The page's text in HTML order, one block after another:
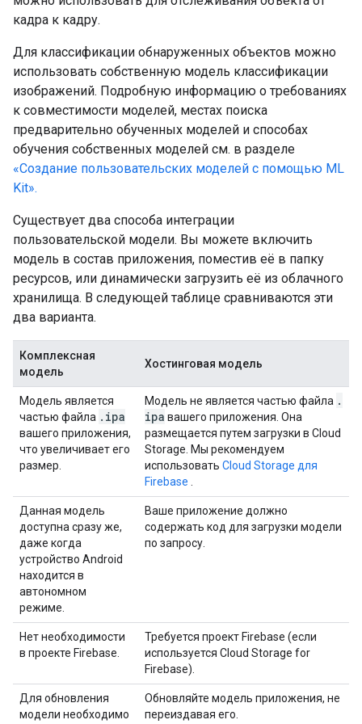
кадра к кадру.
Для классификации обнаруженных объектов можно
использовать собственную модель классификации
изображений. Подробную информацию о требованиях
к совместимости моделей, местах поиска
предварительно обученных моделей и способах
обучения собственных моделей см. в разделе
«Создание пользовательских моделей с помощью ML
Kit».
Существует два способа интеграции
пользовательской модели. Вы можете включить
модель в состав приложения, поместив её в папку
ресурсов, или динамически загрузить её из облачного
хранилища. В следующей таблице сравниваются эти
два варианта.
Комплексная
модель
Хостинговая модель
Модель является
частью файла . ipa
вашего приложения,
что увеличивает его
размер.
Модель не является частью файла .
ipa вашего приложения. Она
размещается путем загрузки в Cloud
Storage. Мы рекомендуем
использовать Cloud Storage для
Firebase
Данная модель
доступна сразу же,
даже когда
устройство Android
находится в
автономном
режиме.
Ваше приложение должно
содержать код для загрузки модели
по запросу.
Нет необходимости
в проекте Firebase.
Требуется проект Firebase (если
используется Cloud Storage for
Firebase).
Для обновления
модели необходимо
Обновляйте модель приложения, не
переиздавая его.